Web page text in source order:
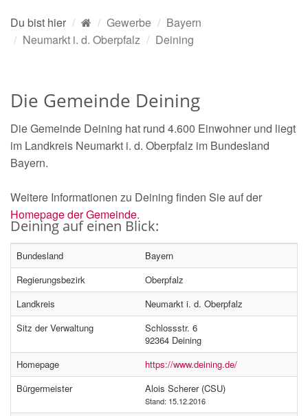
Du bist hier Gewerbe
Bayern
Neumarkt i. d. Oberpfalz
Deining
Die Gemeinde Deining
Die Gemeinde Deining hat rund 4.600 Einwohner und liegt
im Landkreis Neumarkt i. d. Oberpfalz im Bundesland
Bayern.
Weitere Informationen zu Deining finden Sie auf der
Homepage der Gemeinde.
Deining auf einen Blick:
Bundesland
Bayern
Regierungsbezirk
Oberpfalz
Landkreis
Neumarkt i. d. Oberpfalz
Sitz der Verwaltung
Schlossstr. 6
92364 Deining
Homepage
https://www.deining.de/
Bürgermeister
Alois Scherer (CSU)
Stand: 15.12.2016